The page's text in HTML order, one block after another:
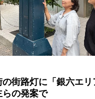
の街路灯に「銀六エ
の発案で